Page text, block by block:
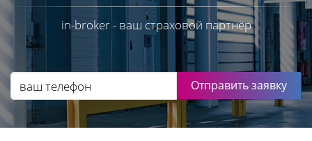
in-broker - ваш страховой партнёр
Отправить заявку